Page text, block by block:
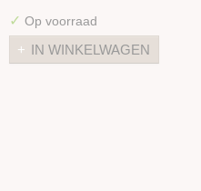
✓ Op voorraad
IN WINKELWAGEN